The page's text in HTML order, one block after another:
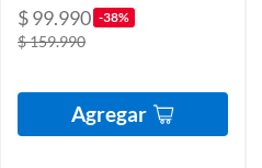
$ 99.990 -38%
$ 159.990
Agregar